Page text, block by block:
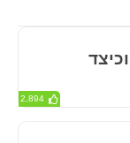
2,894